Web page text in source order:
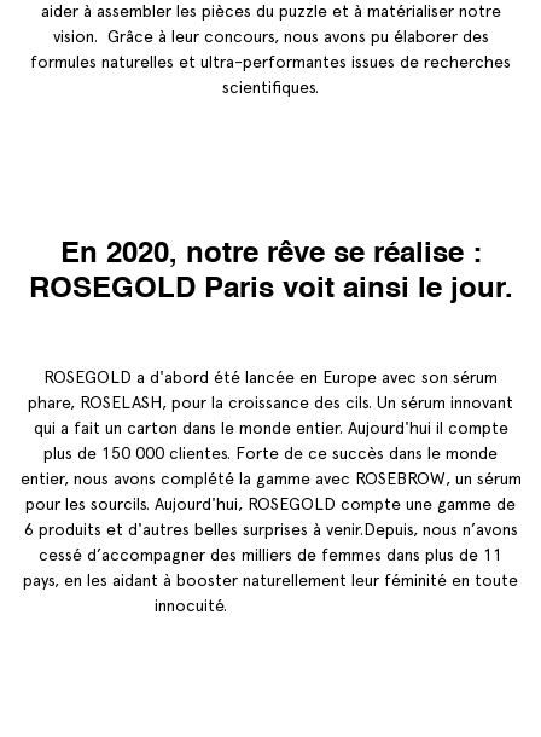
aider à assembler les pièces du puzzle et à matérialiser notre
vision. Grâce à leur concours, nous avons pu élaborer des
formules naturelles et ultra-performantes issues de recherches
scientifiques.
En 2020, notre rêve se réalise :
ROSEGOLD Paris voit ainsi le jour.
ROSEGOLD a d'abord été lancée en Europe avec son sérum
phare, ROSELASH, pour la croissance des cils. Un sérum innovant
qui a fait un carton dans le monde entier. Aujourd'hui il compte
plus de 150 000 clientes. Forte de ce succès dans le monde
entier, nous avons complété la gamme avec ROSEBROW, un sérum
pour les sourcils. Aujourd'hui, ROSEGOLD compte une gamme de
6 produits et d'autres belles surprises à venir.Depuis, nous n’avons
cessé d’accompagner des milliers de femmes dans plus de 11
pays, en les aidant à booster naturellement leur féminité en toute
innocuité.